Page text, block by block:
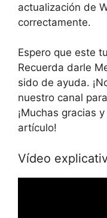
actualización de
correctamente.
Espero que este
Recuerda darle
sido de ayuda.
nuestro canal
¡Muchas gracias
artículo!
Vídeo